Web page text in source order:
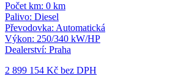
Počet km: 0 km
Palivo: Diesel
Převodovka: Automatická
Výkon: 250/340 kW/HP
Dealerství: Praha
2 899 154 Kč bez DPH